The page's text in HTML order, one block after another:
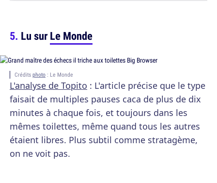
Lu surLe Monde
Crédits photo : Le Monde
L'analyse de Topito : L'article précise que le type
faisait de multiples pauses caca de plus de dix
minutes à chaque fois, et toujours dans les
mêmes toilettes, même quand tous les autres
étaient libres. Plus subtil comme stratagème,
on ne voit pas.